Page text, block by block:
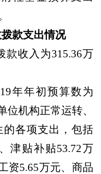
款支出情况
款收入为315.36万
年年初预算数为
位机构正常运转、
各项支出，包括
津贴补贴53.72万
资5.65万元、商品